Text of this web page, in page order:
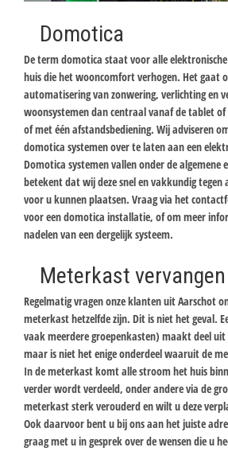
Domotica
De term domotica staat voor alle
huis die het wooncomfort verhogen. Het gaat
automatisering van zonwering, verlichting en
woonsystemen dan centraal vanaf de tablet
of met één afstandsbediening. Wij adviseren
domotica systemen over te laten aan een
Domotica systemen vallen onder de
betekent dat wij deze snel en vakkundig
voor u kunnen plaatsen. Vraag via het
voor een domotica installatie, of om meer
nadelen van een dergelijk systeem.
Meterkast vervangen
Regelmatig vragen onze klanten uit Aarschot
meterkast hetzelfde zijn. Dit is niet het geval.
vaak meerdere groepenkasten) maakt deel
maar is niet het enige onderdeel waaruit de
In de meterkast komt alle stroom het huis
verder wordt verdeeld, onder andere via de
meterkast sterk verouderd en wilt u deze
Ook daarvoor bent u bij ons aan het juiste
graag met u in gesprek over de wensen die u